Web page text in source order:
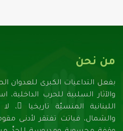
من نحن
والآثار السلبية للحرب
اللبنانية المنسيّة تاريخيا ً،
والشمال، فباتت تفتقر لأدنـى